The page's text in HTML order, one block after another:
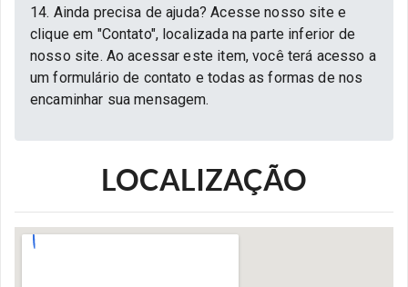
14. Ainda precisa de ajuda? Acesse nosso site e
clique em "Contato", localizada na parte inferior de
nosso site. Ao acessar este item, você terá acesso a
um formulário de contato e todas as formas de nos
encaminhar sua mensagem.
LOCALIZAÇÃO